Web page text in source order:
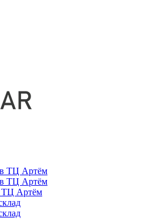
ТЦ Артём
ТЦ Артём
ТЦ Артём